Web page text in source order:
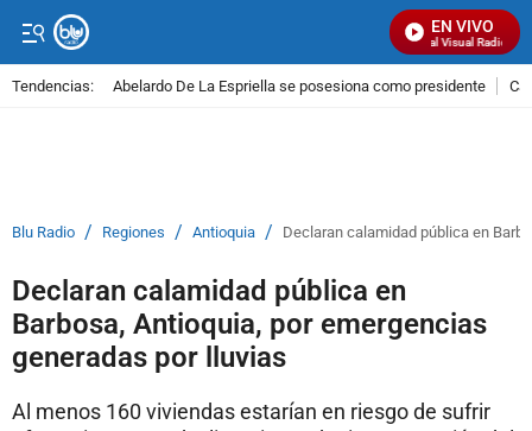
EN VIVO
Señal Visual Radio
Tendencias: Abelardo De La Espriella se posesiona como presidente
Blu Radio / Regiones / Antioquia / Declaran calamidad pública en
Declaran calamidad pública en
Barbosa, Antioquia, por emergencias
generadas por lluvias
Al menos 160 viviendas estarían en riesgo de sufrir